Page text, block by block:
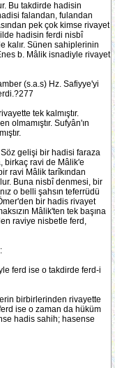
Bu takdirde hadisin
falandan, fulandan
pek çok kimse rivayet
hadisin ferdi nisbî
kalır. Sünen sahiplerinin
b. Mâlik isnadiyle rivayet
(s.a.s) Hz. Safiyye'yi
tek kalmıştır.
olmamıştır. Sufyân'ın
gelişi bir hadisi faraza
birkaç ravi de Mâlik'e
ravi Mâlik tarîkından
Buna nisbî denmesi, bir
o belli şahsın teferrüdü
bir hadis rivayet
Mâlik'ten tek başına
raviye nisbetle ferd,
ferd ise o takdirde ferd-i
birbirlerinden rivayette
ise o zaman da hüküm
hadis sahih; hasense